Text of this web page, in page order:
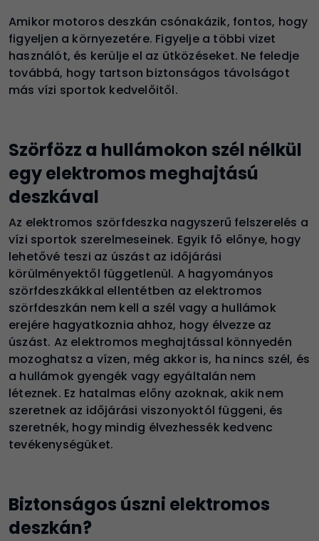
Amikor motoros deszkán csónakázik, fontos, hogy
figyeljen a környezetére. Figyelje a többi vizet
használót, és kerülje el az ütközéseket. Ne feledje
továbbá, hogy tartson biztonságos távolságot
más vízi sportok kedvelőitől.
Szörfözz a hullámokon szél nélkül
egy elektromos meghajtású
deszkával
Az elektromos szörfdeszka nagyszerű felszerelés a
vízi sportok szerelmeseinek. Egyik fő előnye, hogy
lehetővé teszi az úszást az időjárási
körülményektől függetlenül. A hagyományos
szörfdeszkákkal ellentétben az elektromos
szörfdeszkán nem kell a szél vagy a hullámok
erejére hagyatkoznia ahhoz, hogy élvezze az
úszást. Az elektromos meghajtással könnyedén
mozoghatsz a vízen, még akkor is, ha nincs szél, és
a hullámok gyengék vagy egyáltalán nem
léteznek. Ez hatalmas előny azoknak, akik nem
szeretnek az időjárási viszonyoktól függeni, és
szeretnék, hogy mindig élvezhessék kedvenc
tevékenységüket.
Biztonságos úszni elektromos
deszkán?